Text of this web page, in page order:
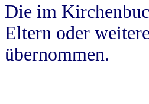
Die im
Eltern oder
übernommen.